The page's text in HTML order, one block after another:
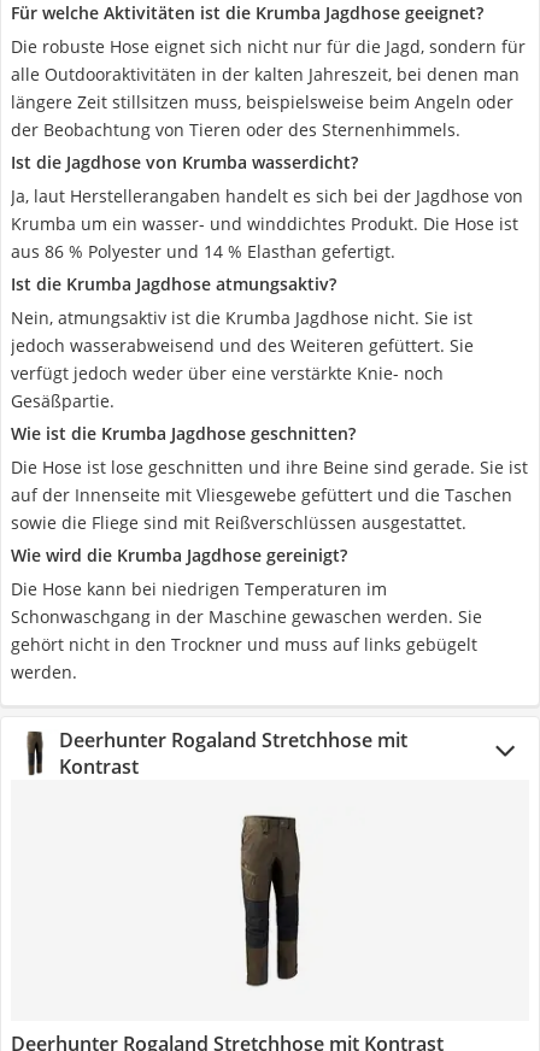
Für welche Aktivitäten ist die Krumba Jagdhose geeignet?
Die robuste Hose eignet sich nicht nur für die Jagd, sondern für
alle Outdooraktivitäten in der kalten Jahreszeit, bei denen man
längere Zeit stillsitzen muss, beispielsweise beim Angeln oder
der Beobachtung von Tieren oder des Sternenhimmels.
Ist die Jagdhose von Krumba wasserdicht?
Ja, laut Herstellerangaben handelt es sich bei der Jagdhose von
Krumba um ein wasser- und winddichtes Produkt. Die Hose ist
aus 86 % Polyester und 14 % Elasthan gefertigt.
Ist die Krumba Jagdhose atmungsaktiv?
Nein, atmungsaktiv ist die Krumba Jagdhose nicht. Sie ist
jedoch wasserabweisend und des Weiteren gefüttert. Sie
verfügt jedoch weder über eine verstärkte Knie- noch
Gesäßpartie.
Wie ist die Krumba Jagdhose geschnitten?
Die Hose ist lose geschnitten und ihre Beine sind gerade. Sie ist
auf der Innenseite mit Vliesgewebe gefüttert und die Taschen
sowie die Fliege sind mit Reißverschlüssen ausgestattet.
Wie wird die Krumba Jagdhose gereinigt?
Die Hose kann bei niedrigen Temperaturen im
Schonwaschgang in der Maschine gewaschen werden. Sie
gehört nicht in den Trockner und muss auf links gebügelt
werden.
Deerhunter Rogaland Stretchhose mit
Kontrast
Deerhunter Rogaland Stretchhose mit Kontrast